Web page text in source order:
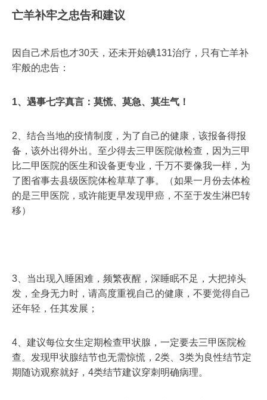
亡羊补牢之忠告和建议
因自己术后也才30天，还未开始碘131治疗，只有亡羊补
牢般的忠告：
1、遇事七字真言：莫慌、莫急、莫生气！
2、结合当地的疫情制度，为了自己的健康，该报备得报
备，该外出得外出。至少得去三甲医院做检查，因为三甲
比二甲医院的医生和设备更专业，千万不要像我一样，为
了图省事去县级医院体检草草了事。（如果一月份去体检
的是三甲医院，或许能更早发现甲癌，不至于发生淋巴转
移）
3、当出现入睡困难，频繁夜醒，深睡眠不足，大把掉头
发，全身无力时，请高度重视自己的健康，不要觉得自己
还年轻，任其发展；
4、建议每位女生定期检查甲状腺，一定要去三甲医院检
查。发现甲状腺结节也无需惊慌，2类、3类为良性结节定
期随访观察就好，4类结节建议穿刺明确病理。